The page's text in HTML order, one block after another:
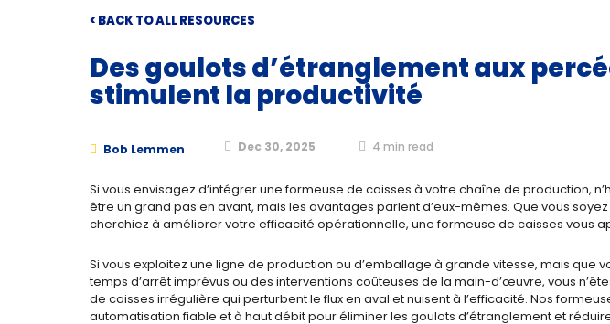
< BACK TO ALL RESOURCES
Des goulots d’étranglement aux
stimulent la productivité
Bob Lemmen Dec 30, 2025 4 min read
Si vous envisagez d’intégrer une formeuse de caisses à votre chaîne de production,
être un grand pas en avant, mais les avantages parlent d’eux-mêmes. Que vous
cherchiez à améliorer votre efficacité opérationnelle, une formeuse de caisses vous
Si vous exploitez une ligne de production ou d’emballage à grande vitesse, mais
temps d’arrêt imprévus ou des interventions coûteuses de la main-d’œuvre, vous
de caisses irrégulière qui perturbent le flux en aval et nuisent à l’efficacité. Nos
automatisation fiable et à haut débit pour éliminer les goulots d’étranglement et